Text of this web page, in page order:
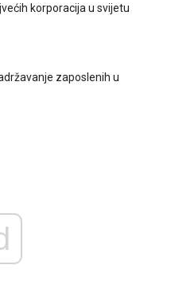
korporacija u svijetu
zaposlenih u